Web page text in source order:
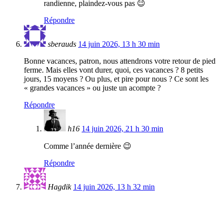
randienne, plaindez-vous pas 😉
Répondre
sberauds 14 juin 2026, 13 h 30 min
Bonne vacances, patron, nous attendrons votre retour de pied
ferme. Mais elles vont durer, quoi, ces vacances ? 8 petits
jours, 15 moyens ? Ou plus, et pire pour nous ? Ce sont les
« grandes vacances » ou juste un acompte ?
Répondre
h16 14 juin 2026, 21 h 30 min
Comme l’année dernière 😉
Répondre
Hagdik 14 juin 2026, 13 h 32 min